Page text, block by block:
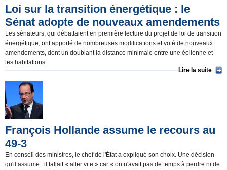
Loi sur la transition énergétique : le
Sénat adopte de nouveaux amendements
Les sénateurs, qui débattaient en première lecture du projet de loi de transition
énergétique, ont apporté de nombreuses modifications et voté de nouveaux
amendements, dont un doublant la distance minimale entre une éolienne et
les habitations.
Lire la suite
François Hollande assume le recours au
49-3
En conseil des ministres, le chef de l'État a expliqué son choix. Une décision
qu'il assume : il fallait « aller vite » car « on n'avait pas de temps à perdre ni de